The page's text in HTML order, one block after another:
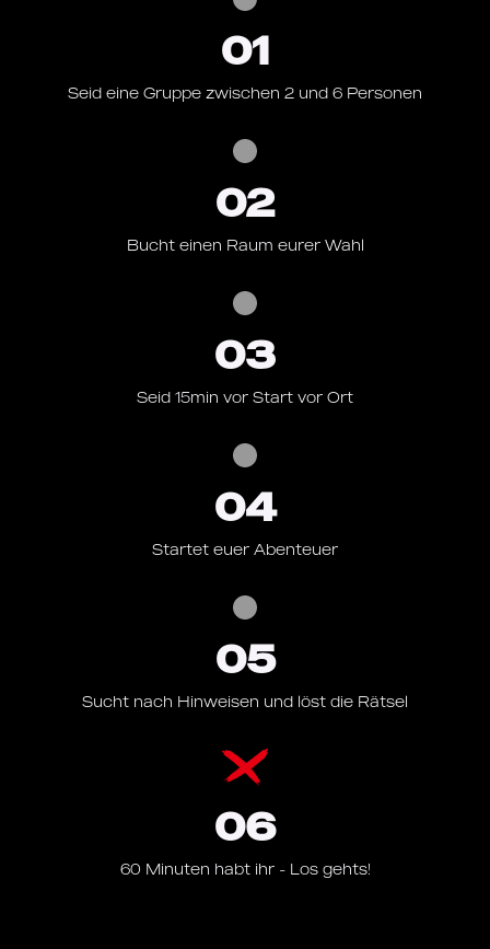
01
Seid eine Gruppe zwischen 2 und 6 Personen
02
Bucht einen Raum eurer Wahl
03
Seid 15min vor Start vor Ort
04
Startet euer Abenteuer
05
Sucht nach Hinweisen und löst die Rätsel
06
60 Minuten habt ihr - Los gehts!